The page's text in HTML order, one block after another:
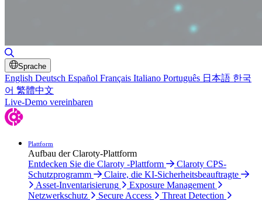
Sprache
English Deutsch Español Français Italiano Português 日本語 한국
어 繁體中文
Live-Demo vereinbaren
Plattform
Aufbau der Claroty-Plattform
Entdecken Sie die Claroty -Plattform
Claroty CPS-
Schutzprogramm
Claire, die KI-Sicherheitsbeauftragte
Asset-Inventarisierung
Exposure Management
Netzwerkschutz
Secure Access
Threat Detection